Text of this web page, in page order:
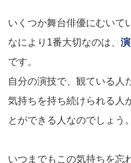
いくつか舞台俳優にむいて
なにより1番大切なのは、
です。
自分の演技で、観ている人
気持ちを持ち続けられる人
とができる人なのでしょう。
いつまでもこの気持ちを忘